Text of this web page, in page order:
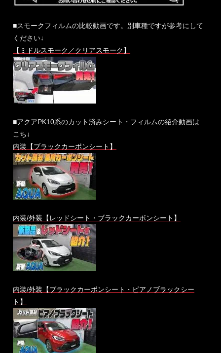
■スモークフィルムの比較動画です。別車種ですが参考にして
ください↓
【ミドルスモーク／クリアスモーク】
■アクアPK10系のカット済みシート・フィルムの紹介動画は
こち↓
内装【ブラックカーボンシート】
内装/外装【レッドシート・ブラックカーボンシート】
内装/外装【ブラックカーボンシート・ピアノブラックシー
ト】